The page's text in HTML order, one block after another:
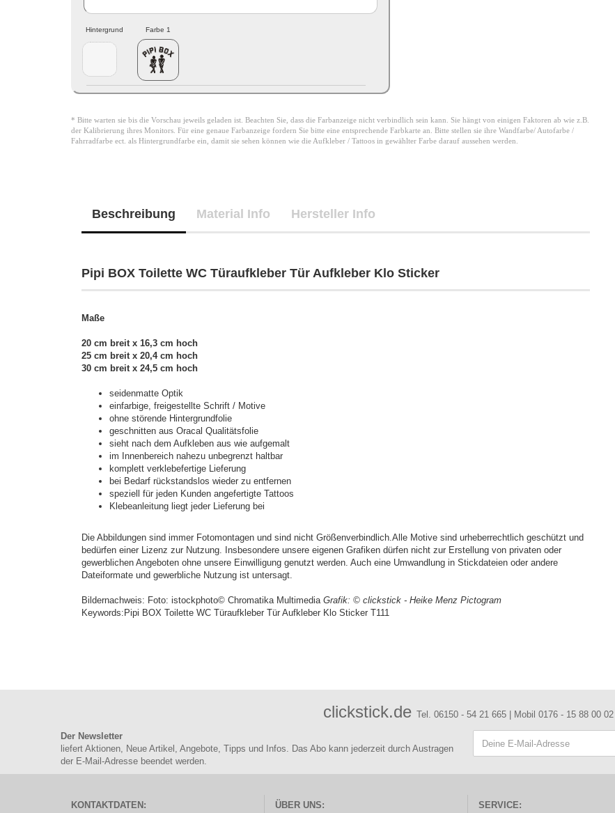
Hintergrund Farbe 1
* Bitte warten sie bis die Vorschau jeweils geladen ist. Beachten Sie, dass die Farbanzeige nicht verbindlich sein kann. Sie hängt von einigen Faktoren ab wie z.B.
der Kalibrierung ihres Monitors. Für eine genaue Farbanzeige fordern Sie bitte eine entsprechende Farbkarte an. Bitte stellen sie ihre Wandfarbe/ Autofarbe /
Fahrradfarbe ect. als Hintergrundfarbe ein, damit sie sehen können wie die Aufkleber / Tattoos in gewählter Farbe darauf aussehen werden.
Beschreibung Material Info Hersteller Info
Pipi BOX Toilette WC Türaufkleber Tür Aufkleber Klo Sticker
Maße
20 cm breit x 16,3 cm hoch
25 cm breit x 20,4 cm hoch
30 cm breit x 24,5 cm hoch
seidenmatte Optik
einfarbige, freigestellte Schrift / Motive
ohne störende Hintergrundfolie
geschnitten aus Oracal Qualitätsfolie
sieht nach dem Aufkleben aus wie aufgemalt
im Innenbereich nahezu unbegrenzt haltbar
komplett verklebefertige Lieferung
bei Bedarf rückstandslos wieder zu entfernen
speziell für jeden Kunden angefertigte Tattoos
Klebeanleitung liegt jeder Lieferung bei
Die Abbildungen sind immer Fotomontagen und sind nicht Größenverbindlich.Alle Motive sind urheberrechtlich geschützt und
bedürfen einer Lizenz zur Nutzung. Insbesondere unsere eigenen Grafiken dürfen nicht zur Erstellung von privaten oder
gewerblichen Angeboten ohne unsere Einwilligung genutzt werden. Auch eine Umwandlung in Stickdateien oder andere
Dateiformate und gewerbliche Nutzung ist untersagt.
Bildernachweis: Foto: istockphoto© Chromatika Multimedia Grafik: © clickstick - Heike Menz Pictogram
Keywords:Pipi BOX Toilette WC Türaufkleber Tür Aufkleber Klo Sticker T111
clickstick.de Tel. 06150 - 54 21 665 | Mobil 0176 - 15 88 00 02
Der Newsletter
liefert Aktionen, Neue Artikel, Angebote, Tipps und Infos. Das Abo kann jederzeit durch Austragen
der E-Mail-Adresse beendet werden.
KONTAKTDATEN: ÜBER UNS: SERVICE: